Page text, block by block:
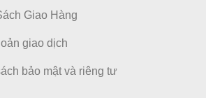
Giao Hàng
giao dịch
bảo mật và riêng tư